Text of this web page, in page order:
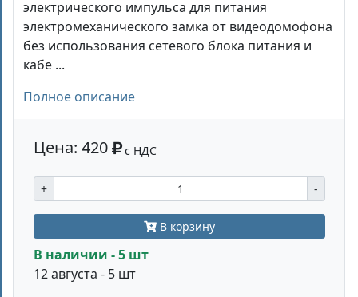
электрического импульса для питания
электромеханического замка от видеодомофона
без использования сетевого блока питания и
кабе ...
Полное описание
Цена: 420 с НДС
+ -
В корзину
В наличии - 5 шт
12 августа - 5 шт